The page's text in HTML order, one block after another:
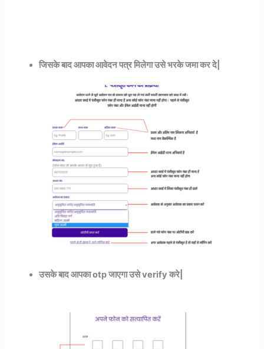
जिसके बाद आपका आवेदन पत्र मिलेगा उसे भरके जमा कर दे|
उसके बाद आपका otp जाएगा उसे verify करे|